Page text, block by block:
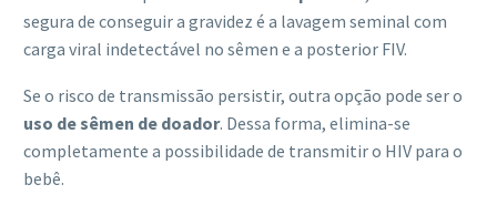
segura de conseguir a gravidez é a lavagem seminal com
carga viral indetectável no sêmen e a posterior FIV.
Se o risco de transmissão persistir, outra opção pode ser o
uso de sêmen de doador. Dessa forma, elimina-se
completamente a possibilidade de transmitir o HIV para o
bebê.